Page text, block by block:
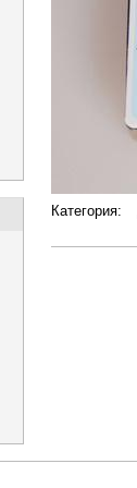
Категория: